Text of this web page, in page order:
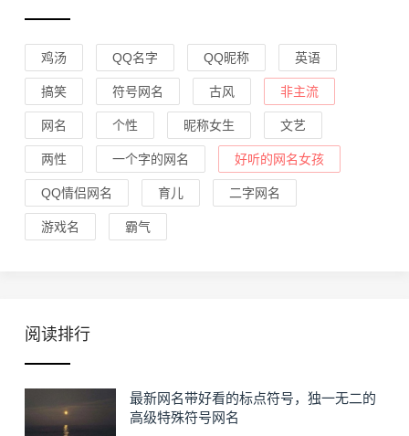
鸡汤 QQ名字 QQ昵称 英语
搞笑 符号网名 古风 非主流
网名 个性 昵称女生 文艺
两性 一个字的网名 好听的网名女孩
QQ情侣网名 育儿 二字网名
游戏名 霸气
阅读排行
最新网名带好看的标点符号，独一无二的
高级特殊符号网名